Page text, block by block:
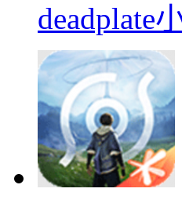
deadplate